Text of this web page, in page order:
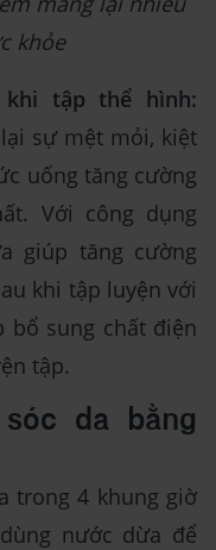
khỏe
tập thể hình:
sự mệt mỏi, kiệt
uống tăng cường
Với công dụng
giúp tăng cường
khi tập luyện với
bổ sung chất điện
tập.
da bằng
trong 4 khung giờ
nước dừa để